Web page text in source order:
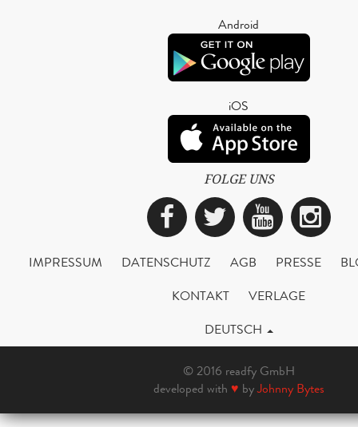
Android
iOS
FOLGE UNS
Facebook
Twitter
IMPRESSUM DATENSCHUTZ AGB PRESSE
KONTAKT
VERLAGE
DEUTSCH
© 2016 readfy GmbH
developed with ♥ byJohnny Bytes